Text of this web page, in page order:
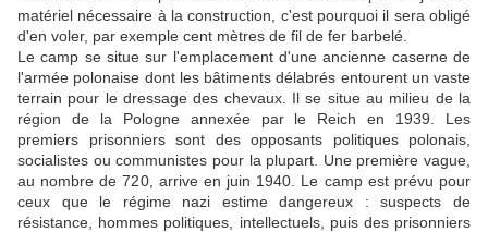
matériel nécessaire à la construction, c'est pourquoi il sera obligé
d'en voler, par exemple cent mètres de fil de fer barbelé.
Le camp se situe sur l'emplacement d'une ancienne caserne de
l'armée polonaise dont les bâtiments délabrés entourent un vaste
terrain pour le dressage des chevaux. Il se situe au milieu de la
région de la Pologne annexée par le Reich en 1939. Les
premiers prisonniers sont des opposants politiques polonais,
socialistes ou communistes pour la plupart. Une première vague,
au nombre de 720, arrive en juin 1940. Le camp est prévu pour
ceux que le régime nazi estime dangereux : suspects de
résistance, hommes politiques, intellectuels, puis des prisonniers